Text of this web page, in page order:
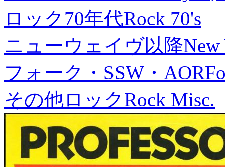
ロック70年代Rock 70's
ニューウェイヴ以降New
フォーク・SSW・AOR
その他ロックRock Misc.